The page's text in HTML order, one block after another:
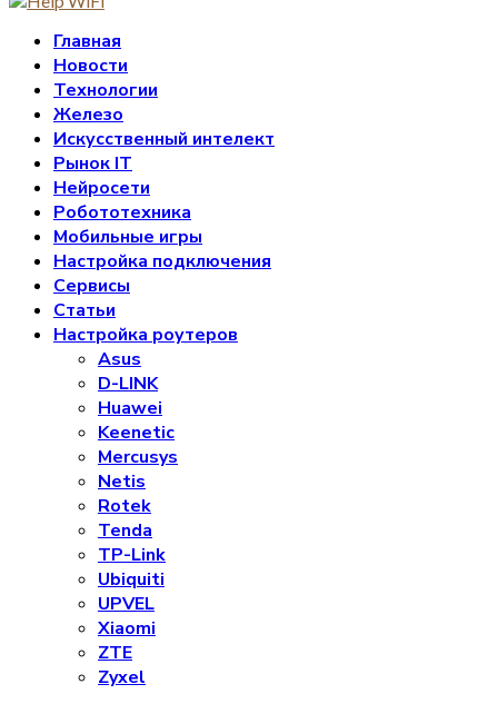
Главная
Новости
Технологии
Железо
Искусственный интелект
Рынок IT
Нейросети
Робототехника
Мобильные игры
Настройка подключения
Сервисы
Статьи
Настройка роутеров
Asus
D-LINK
Huawei
Keenetic
Mercusys
Netis
Rotek
Tenda
TP-Link
Ubiquiti
UPVEL
Xiaomi
ZTE
Zyxel